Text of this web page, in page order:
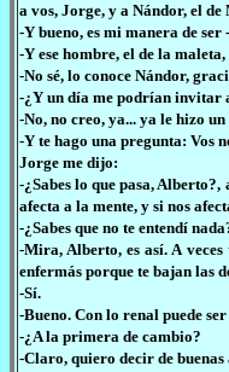
a vos, Jorge, y a Nándor, el de
-Y bueno, es mi manera de ser
-Y ese hombre, el de la maleta,
-No sé, lo conoce Nándor,
-¿Y un día me podrían invitar
-No, no creo, ya... ya le hizo
-Y te hago una pregunta: Vos
Jorge me dijo:
-¿Sabes lo que pasa,
afecta a la mente, y si nos
-¿Sabes que no te entendí
-Mira, Alberto, es así. A
enfermás porque te bajan las
-Sí.
-Bueno. Con lo renal puede
-¿A la primera de cambio?
-Claro, quiero decir de